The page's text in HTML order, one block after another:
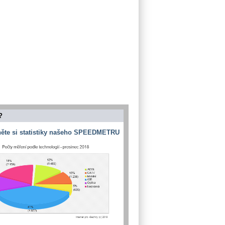
si statistiky našeho SPEEDMETRU